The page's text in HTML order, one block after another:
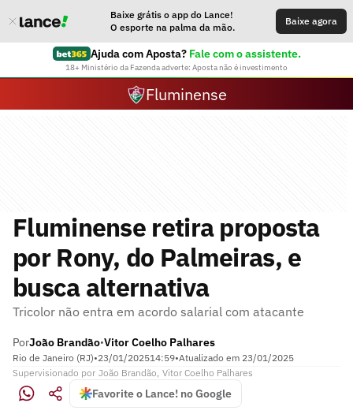
Baixe grátis o app do Lance!
O esporte na palma da mão.
Baixe agora
Ajuda com Aposta? Fale com o assistente.
18+ Ministério da Fazenda adverte: Aposta não é investimento
Fluminense
Fluminense retira proposta
por Rony, do Palmeiras, e
busca alternativa
Tricolor não entra em acordo salarial com atacante
PorJoão Brandão•Vitor Coelho Palhares
Rio de Janeiro (RJ)•23/01/202514:59•Atualizado em 23/01/2025
Supervisionado por João Brandão, Vitor Coelho Palhares
Favorite o Lance! no Google